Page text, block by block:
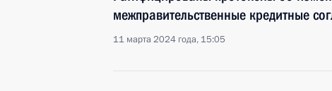
межправительственные кредитные
11 марта 2024 года, 15:05